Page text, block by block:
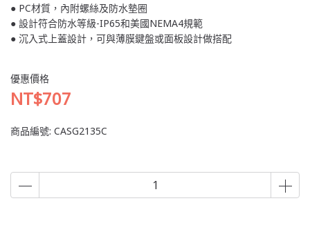
● PC材質，內附螺絲及防水墊圈
● 設計符合防水等級-IP65和美國NEMA4規範
● 沉入式上蓋設計，可與薄膜鍵盤或面板設計做搭配
優惠價格
NT$707
商品編號: CASG2135C